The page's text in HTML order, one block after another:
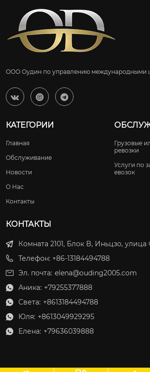
ООО Оудин по управлению международными
  
КАТЕГОРИИ
Главная
Обслуживание
Новости
О Нас
Контакты
Грузовые
ревозки
Услуги по
евозок
КОНТАКТЫ
Комната 2101, Блок B, Иньцзо,
Телефон: +86-13184494788
Эл. почта: elena@ouding2005.com
 Аника: +79255377888
 Света: +8613184494788
 Юля: +8613049929295
 Елена: +79636039888